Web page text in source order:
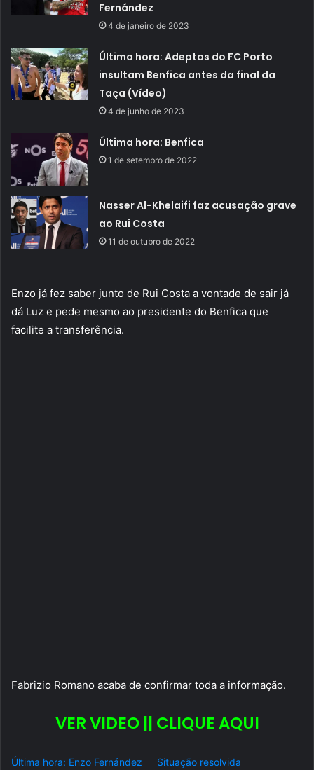
Fernández
4 de janeiro de 2023
Última hora: Adeptos do FC Porto
insultam Benfica antes da final da
Taça (Vídeo)
4 de junho de 2023
Última hora: Benfica
1 de setembro de 2022
Nasser Al-Khelaifi faz acusação grave
ao Rui Costa
11 de outubro de 2022
Enzo já fez saber junto de Rui Costa a vontade de sair já
dá Luz e pede mesmo ao presidente do Benfica que
facilite a transferência.
Fabrizio Romano acaba de confirmar toda a informação.
VER VIDEO || CLIQUE AQUI
Última hora: Enzo Fernández
Situação resolvida